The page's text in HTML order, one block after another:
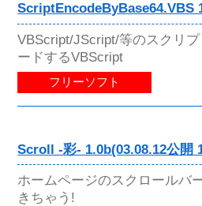
ScriptEncodeByBase64.VBS
VBScript/JScript/等のスクリ
ードするVBScript
フリーソフト
Scroll -彩- 1.0b(03.08.12公開
ホームページのスクロールバ
きちゃう!